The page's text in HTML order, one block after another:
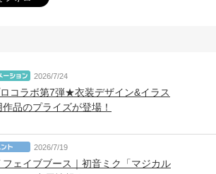
2026/7/24
コラボ第7弾★衣装デザイン&イラス
作品のプライズが登場！
2026/7/19
ェイブブース｜初音ミク「マジカル